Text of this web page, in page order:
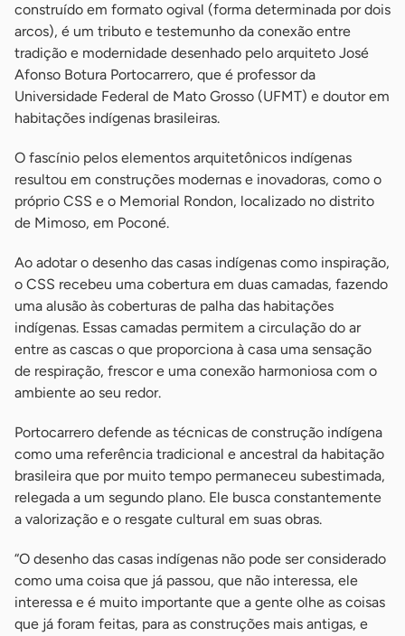
construído em formato ogival (forma determinada por dois
arcos), é um tributo e testemunho da conexão entre
tradição e modernidade desenhado pelo arquiteto José
Afonso Botura Portocarrero, que é professor da
Universidade Federal de Mato Grosso (UFMT) e doutor em
habitações indígenas brasileiras.
O fascínio pelos elementos arquitetônicos indígenas
resultou em construções modernas e inovadoras, como o
próprio CSS e o Memorial Rondon, localizado no distrito
de Mimoso, em Poconé.
Ao adotar o desenho das casas indígenas como inspiração,
o CSS recebeu uma cobertura em duas camadas, fazendo
uma alusão às coberturas de palha das habitações
indígenas. Essas camadas permitem a circulação do ar
entre as cascas o que proporciona à casa uma sensação
de respiração, frescor e uma conexão harmoniosa com o
ambiente ao seu redor.
Portocarrero defende as técnicas de construção indígena
como uma referência tradicional e ancestral da habitação
brasileira que por muito tempo permaneceu subestimada,
relegada a um segundo plano. Ele busca constantemente
a valorização e o resgate cultural em suas obras.
“O desenho das casas indígenas não pode ser considerado
como uma coisa que já passou, que não interessa, ele
interessa e é muito importante que a gente olhe as coisas
que já foram feitas, para as construções mais antigas, e